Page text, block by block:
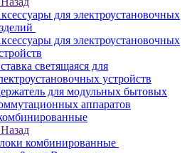
для электроустановочных
для электроустановочных
светящаяся для
устройств
для модульных бытовых
аппаратов
Назад
комбинированные